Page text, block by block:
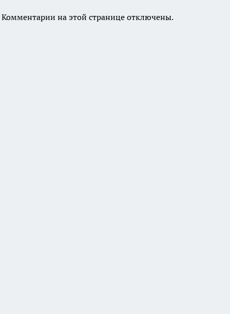
Комментарии на этой странице отключены.